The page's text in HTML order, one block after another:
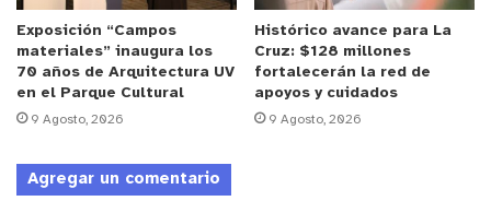
Exposición “Campos
materiales” inaugura los
70 años de Arquitectura UV
en el Parque Cultural
9 Agosto, 2026
Histórico avance para La
Cruz: $128 millones
fortalecerán la red de
apoyos y cuidados
9 Agosto, 2026
Agregar un comentario